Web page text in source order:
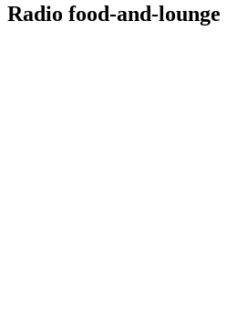
Radio food-and-lounge